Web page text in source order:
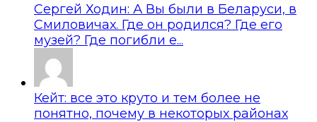
Сергей Ходин: А Вы были в Беларуси, в
Смиловичах. Где он родился? Где его
музей? Где погибли е...
Кейт: все это круто и тем более не
понятно, почему в некоторых районах